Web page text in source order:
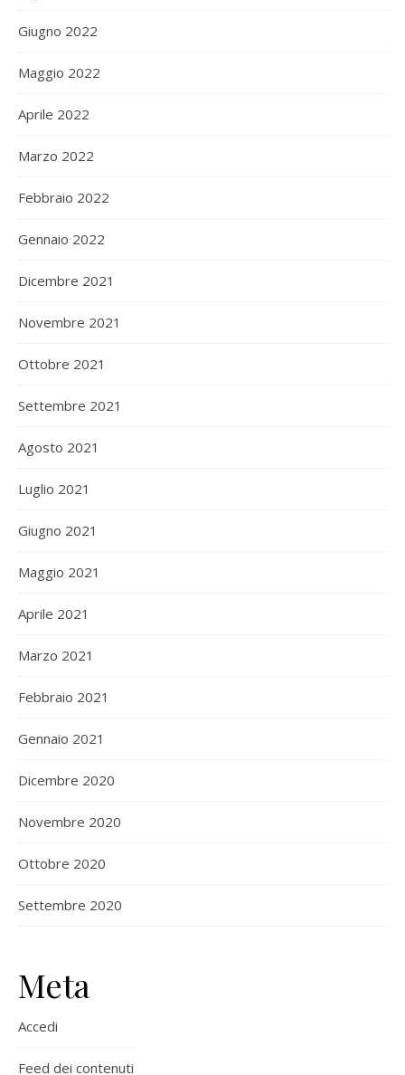
Giugno 2022
Maggio 2022
Aprile 2022
Marzo 2022
Febbraio 2022
Gennaio 2022
Dicembre 2021
Novembre 2021
Ottobre 2021
Settembre 2021
Agosto 2021
Luglio 2021
Giugno 2021
Maggio 2021
Aprile 2021
Marzo 2021
Febbraio 2021
Gennaio 2021
Dicembre 2020
Novembre 2020
Ottobre 2020
Settembre 2020
Meta
Accedi
Feed dei contenuti